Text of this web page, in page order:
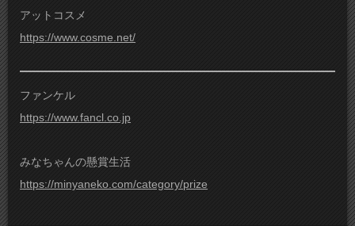
アットコスメ
https://www.cosme.net/
ファンケル
https://www.fancl.co.jp
みなちゃんの懸賞生活
https://minyaneko.com/category/prize